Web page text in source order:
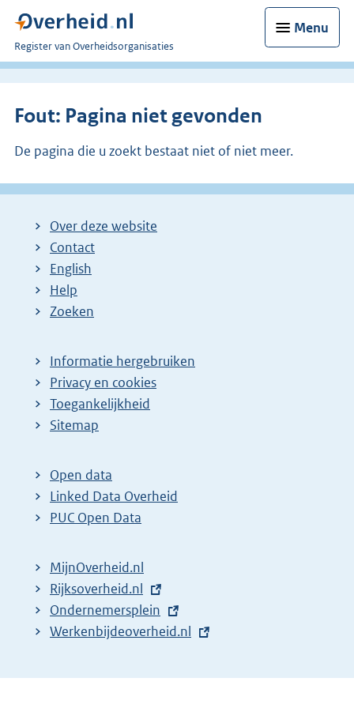
Menu
U
bent
Register van Overheidsorganisaties
Fout: Pagina niet gevonden
De pagina die u zoekt bestaat niet of niet meer.
Over deze website
Contact
English
Help
Zoeken
Informatie hergebruiken
Privacy en cookies
Toegankelijkheid
Sitemap
Open data
Linked Data Overheid
PUC Open Data
MijnOverheid.nl
E
x
t
r
Rijksoverheid.nl
E
x
e
Ondernemersplein
E
t
Werkenbijdeoverheid.nl